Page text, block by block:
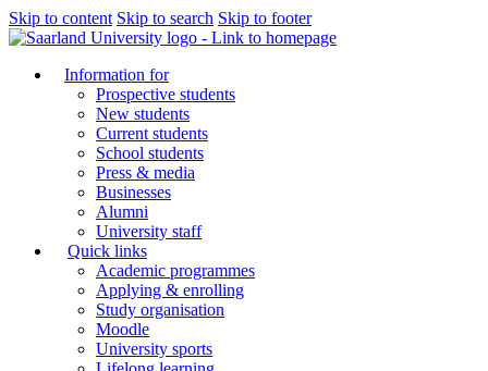
Skip to content Skip to search Skip to footer
Information for
Prospective students
New students
Current students
School students
Press & media
Businesses
Alumni
University staff
Quick links
Academic programmes
Applying & enrolling
Study organisation
Moodle
University sports